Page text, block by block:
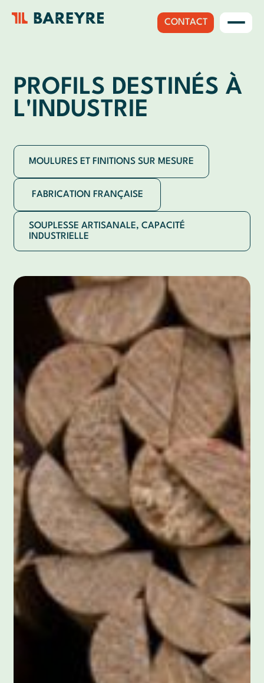
CONTACT
PROFILS DESTINÉS À
L'INDUSTRIE
MOULURES ET FINITIONS SUR MESURE
FABRICATION FRANÇAISE
SOUPLESSE ARTISANALE, CAPACITÉ
INDUSTRIELLE